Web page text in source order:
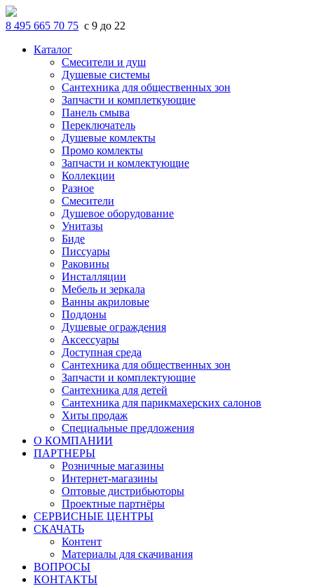
8 495 665 70 75 с 9 до 22
Каталог
Смесители и душ
Душевые системы
Сантехника для общественных зон
Запчасти и комплеткующие
Панель смыва
Переключатель
Душевые комлекты
Промо комлекты
Запчасти и комлектующие
Коллекции
Разное
Смесители
Душевое оборудование
Унитазы
Биде
Писсуары
Раковины
Инсталляции
Мебель и зеркала
Ванны акриловые
Поддоны
Душевые ограждения
Аксессуары
Доступная среда
Cантехника для общественных зон
Запчасти и комплектующие
Сантехника для детей
Сантехника для парикмахерских салонов
Хиты продаж
Специальные предложения
О КОМПАНИИ
ПАРТНЕРЫ
Розничные магазины
Интернет-магазины
Оптовые дистрибьюторы
Проектные партнёры
СЕРВИСНЫЕ ЦЕНТРЫ
СКАЧАТЬ
Контент
Материалы для скачивания
ВОПРОСЫ
КОНТАКТЫ